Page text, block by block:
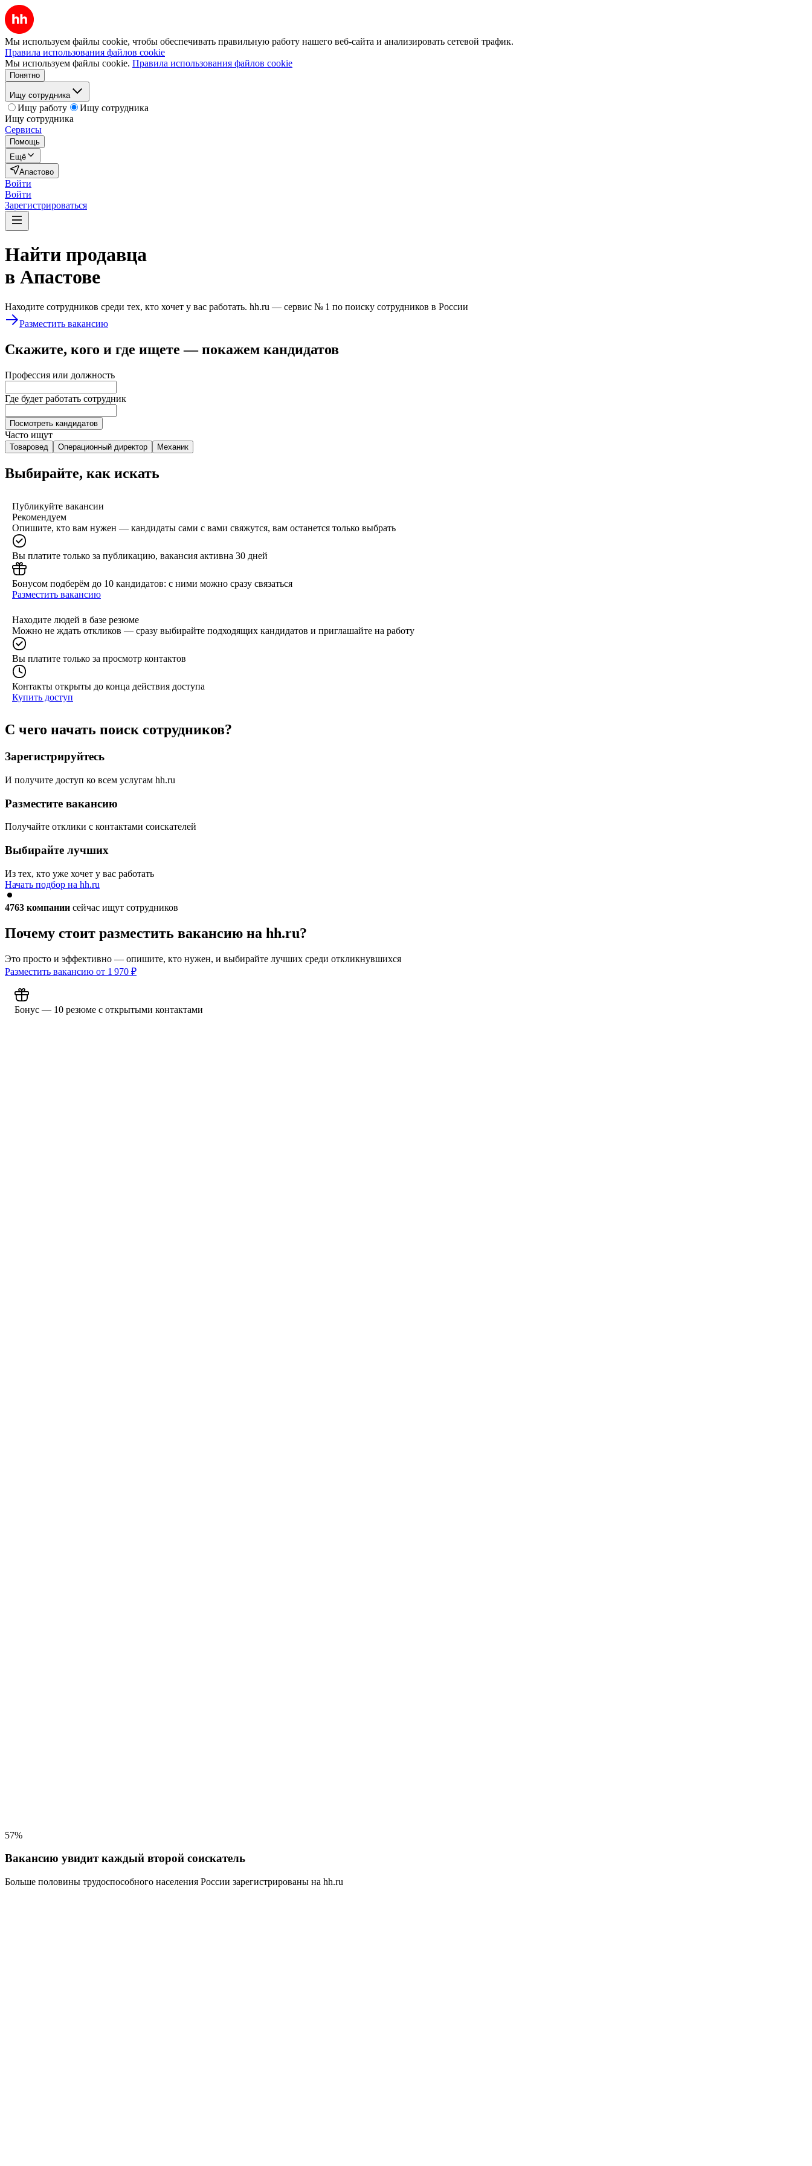
Мы используем файлы cookie, чтобы обеспечивать правильную работу нашего веб-сайта и анализировать сетевой трафик.
Правила использования файлов cookie
Мы используем файлы cookie. Правила использования файлов cookie
Понятно
Ищу сотрудника
Ищу работу
Ищу сотрудника
Ищу сотрудника
Сервисы
Помощь
Ещё
Апастово
Войти
Войти
Зарегистрироваться
Найти продавца
в Апастове
Находите сотрудников среди тех, кто хочет у вас работать. hh.ru — сервис № 1 по поиску сотрудников в России
Разместить вакансию
Скажите, кого и где ищете — покажем кандидатов
Профессия или должность
Где будет работать сотрудник
Посмотреть кандидатов
Часто ищут
Товаровед Операционный директор Механик
Выбирайте, как искать
Публикуйте вакансии
Рекомендуем
Опишите, кто вам нужен — кандидаты сами с вами свяжутся, вам останется только выбрать
Вы платите только за публикацию, вакансия активна 30 дней
Бонусом подберём до 10 кандидатов: с ними можно сразу связаться
Разместить вакансию
Находите людей в базе резюме
Можно не ждать откликов — сразу выбирайте подходящих кандидатов и приглашайте на работу
Вы платите только за просмотр контактов
Контакты открыты до конца действия доступа
Купить доступ
С чего начать поиск сотрудников?
Зарегистрируйтесь
И получите доступ ко всем услугам hh.ru
Разместите вакансию
Получайте отклики с контактами соискателей
Выбирайте лучших
Из тех, кто уже хочет у вас работать
Начать подбор на hh.ru
4763 компании сейчас ищут сотрудников
Почему стоит разместить вакансию на hh.ru?
Это просто и эффективно — опишите, кто нужен, и выбирайте лучших среди откликнувшихся
Разместить вакансию от 1 970 ₽
Бонус — 10 резюме с открытыми контактами
57%
Вакансию увидит каждый второй соискатель
Больше половины трудоспособного населения России зарегистрированы на hh.ru